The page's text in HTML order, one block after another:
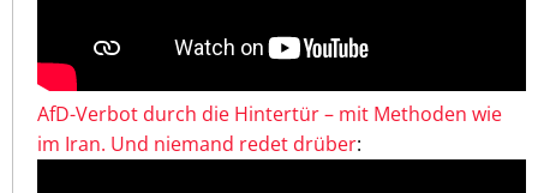
AfD-Verbot durch die Hintertür – mit Methoden wie
im Iran. Und niemand redet drüber: